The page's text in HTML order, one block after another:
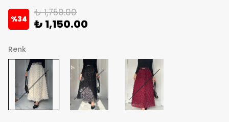
%34
₺ 1,750.00
₺ 1,150.00
Renk